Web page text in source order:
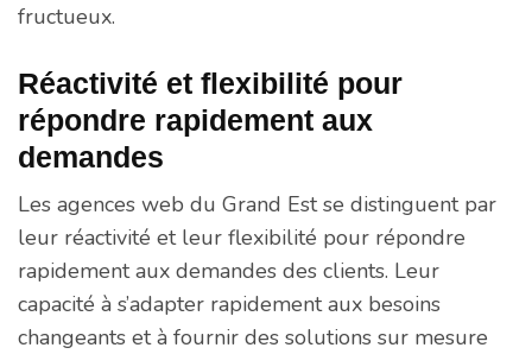
fructueux.
Réactivité et flexibilité pour
répondre rapidement aux
demandes
Les agences web du Grand Est se distinguent par
leur réactivité et leur flexibilité pour répondre
rapidement aux demandes des clients. Leur
capacité à s’adapter rapidement aux besoins
changeants et à fournir des solutions sur mesure